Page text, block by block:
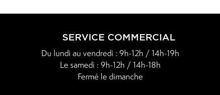
SERVICE COMMERCIAL
Du lundi au vendredi : 9h-12h / 14h-19h
Le samedi : 9h-12h / 14h-18h
Fermé le dimanche